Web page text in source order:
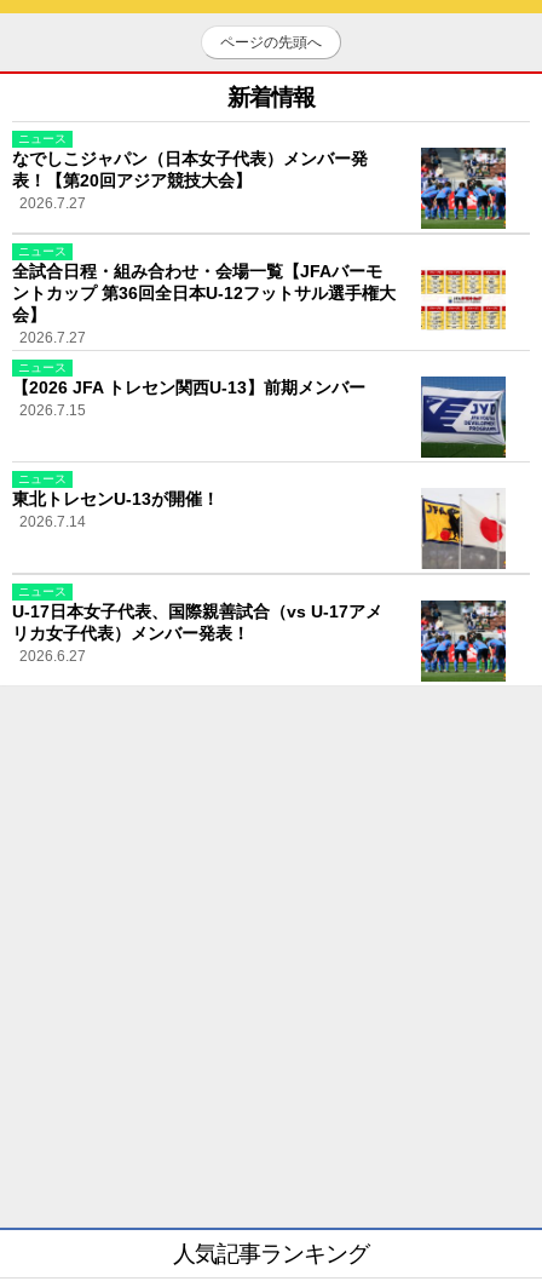
ページの先頭へ
新着情報
ニュース
なでしこジャパン（日本女子代表）メンバー発
表！【第20回アジア競技大会】
2026.7.27
ニュース
全試合日程・組み合わせ・会場一覧【JFAバーモ
ントカップ 第36回全日本U-12フットサル選手権大
会】
2026.7.27
ニュース
【2026 JFA トレセン関西U-13】前期メンバー
2026.7.15
ニュース
東北トレセンU-13が開催！
2026.7.14
ニュース
U-17日本女子代表、国際親善試合（vs U-17アメ
リカ女子代表）メンバー発表！
2026.6.27
人気記事ランキング